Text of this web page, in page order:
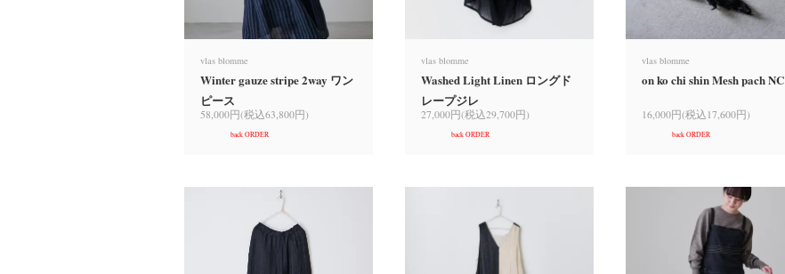
vlas blomme
Winter gauze stripe 2way ワン
ピース
58,000円(税込63,800円)
back ORDER
vlas blomme
Washed Light Linen ロングド
レープジレ
27,000円(税込29,700円)
back ORDER
vlas blomme
on ko chi shin Mesh pach NC
16,000円(税込17,600円)
back ORDER